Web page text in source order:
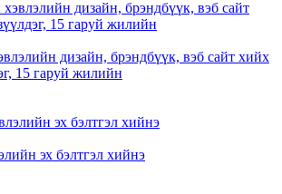
дизайн, брэндбүүк, вэб сайт хийх
15 гаруй жилийн
эх бэлтгэл хийнэ